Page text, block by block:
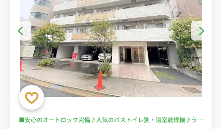
■安心のオートロック完備♪人気のバストイレ別・浴室乾燥機♪うれ